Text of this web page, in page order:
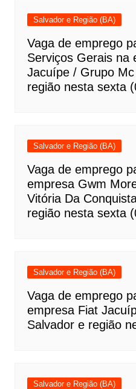
Salvador e Região (BA)
Vaga de emprego
Serviços Gerais na
Jacuípe / Grupo
região nesta sexta
Salvador e Região (BA)
Vaga de emprego
empresa Gwm
Vitória Da
região nesta sexta
Salvador e Região (BA)
Vaga de emprego
empresa Fiat
Salvador e região
Salvador e Região (BA)